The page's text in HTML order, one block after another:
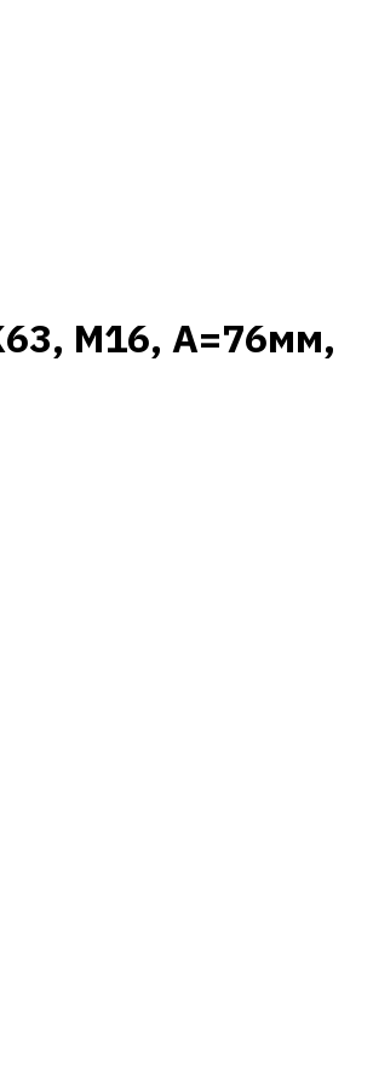
M16, A=76мм,